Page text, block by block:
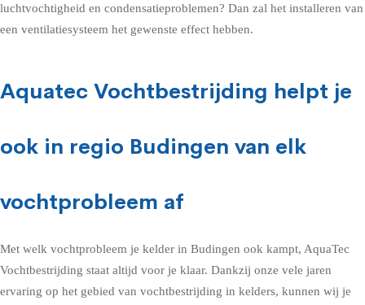
luchtvochtigheid en condensatieproblemen? Dan zal het installeren van
een ventilatiesysteem het gewenste effect hebben.
Aquatec Vochtbestrijding helpt je
ook in regio Budingen van elk
vochtprobleem af
Met welk vochtprobleem je kelder in Budingen ook kampt, AquaTec
Vochtbestrijding staat altijd voor je klaar. Dankzij onze vele jaren
ervaring op het gebied van vochtbestrijding in kelders, kunnen wij je